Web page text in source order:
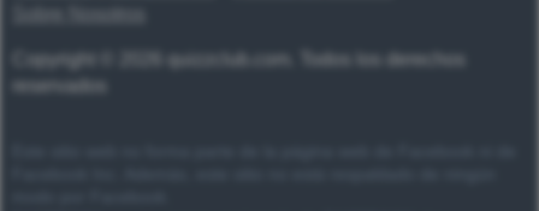
Copyright © 2026 quizzclub.com. Todos los derechos
reservados